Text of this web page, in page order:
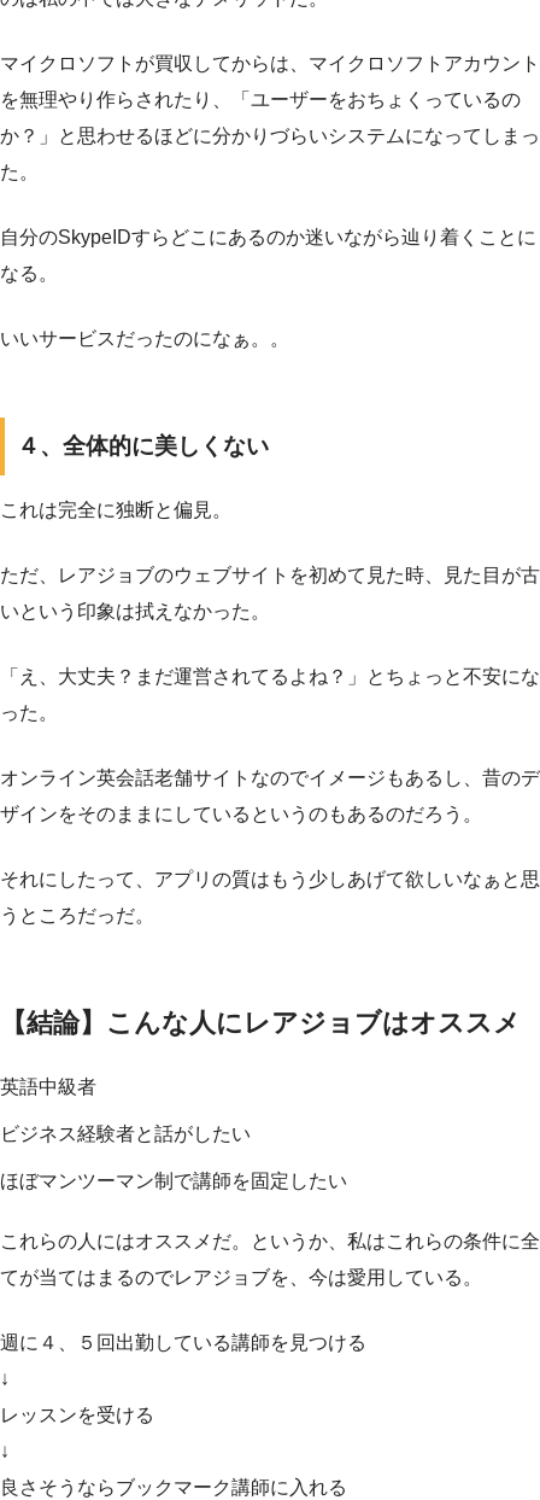
マイクロソフトが買収してからは、マイクロソフトアカウント
を無理やり作らされたり、「ユーザーをおちょくっているの
か？」と思わせるほどに分かりづらいシステムになってしまっ
た。
自分のSkypeIDすらどこにあるのか迷いながら辿り着くことに
なる。
いいサービスだったのになぁ。。
４、全体的に美しくない
これは完全に独断と偏見。
ただ、レアジョブのウェブサイトを初めて見た時、見た目が古
いという印象は拭えなかった。
「え、大丈夫？まだ運営されてるよね？」とちょっと不安にな
った。
オンライン英会話老舗サイトなのでイメージもあるし、昔のデ
ザインをそのままにしているというのもあるのだろう。
それにしたって、アプリの質はもう少しあげて欲しいなぁと思
うところだっだ。
【結論】こんな人にレアジョブはオススメ
英語中級者
ビジネス経験者と話がしたい
ほぼマンツーマン制で講師を固定したい
これらの人にはオススメだ。というか、私はこれらの条件に全
てが当てはまるのでレアジョブを、今は愛用している。
週に４、５回出勤している講師を見つける
↓
レッスンを受ける
↓
良さそうならブックマーク講師に入れる